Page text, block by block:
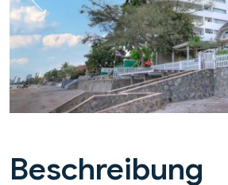
Previous
Beschreibung